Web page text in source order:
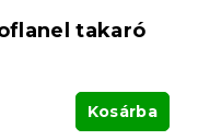
takaró
Kosárba